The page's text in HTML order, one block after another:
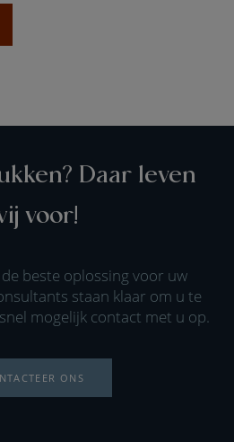
Daar leven
voor!
beste oplossing voor uw
staan klaar om u te
mogelijk contact met u op.
ONS